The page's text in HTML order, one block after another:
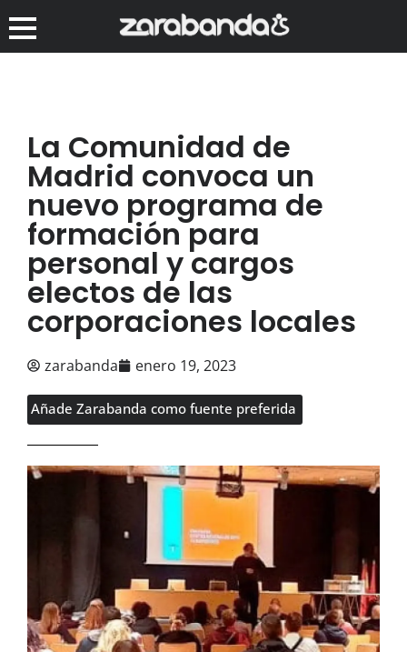
La Comunidad de
Madrid convoca un
nuevo programa de
formación para
personal y cargos
electos de las
corporaciones locales
zarabanda enero 19, 2023
Añade Zarabanda como fuente preferida